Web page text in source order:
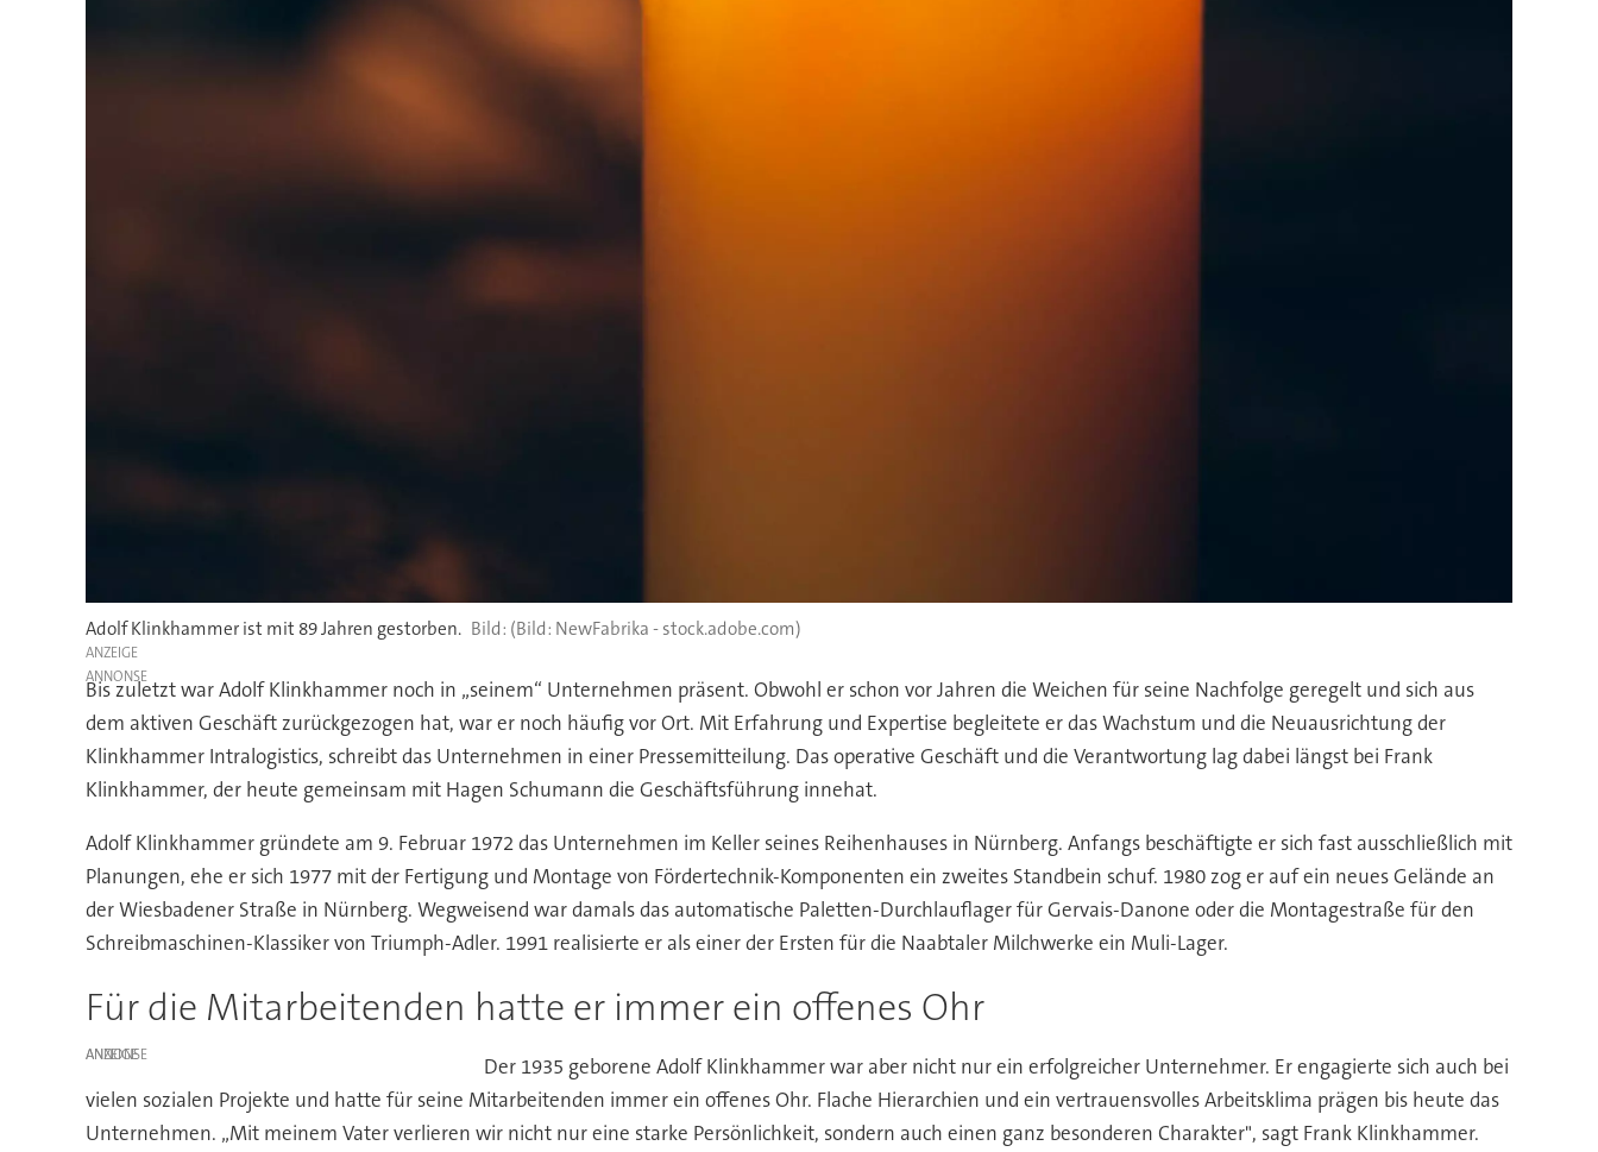
Adolf Klinkhammer ist mit 89 Jahren gestorben. (Bild: NewFabrika - stock.adobe.com)
ANZEIGE
Bis zuletzt war Adolf Klinkhammer noch in „seinem“ Unternehmen präsent. Obwohl er schon vor Jahren die Weichen für seine Nachfolge geregelt und sich aus
dem aktiven Geschäft zurückgezogen hat, war er noch häufig vor Ort. Mit Erfahrung und Expertise begleitete er das Wachstum und die Neuausrichtung der
Klinkhammer Intralogistics, schreibt das Unternehmen in einer Pressemitteilung. Das operative Geschäft und die Verantwortung lag dabei längst bei Frank
Klinkhammer, der heute gemeinsam mit Hagen Schumann die Geschäftsführung innehat.
Adolf Klinkhammer gründete am 9. Februar 1972 das Unternehmen im Keller seines Reihenhauses in Nürnberg. Anfangs beschäftigte er sich fast ausschließlich mit
Planungen, ehe er sich 1977 mit der Fertigung und Montage von Fördertechnik-Komponenten ein zweites Standbein schuf. 1980 zog er auf ein neues Gelände an
der Wiesbadener Straße in Nürnberg. Wegweisend war damals das automatische Paletten-Durchlauflager für Gervais-Danone oder die Montagestraße für den
Schreibmaschinen-Klassiker von Triumph-Adler. 1991 realisierte er als einer der Ersten für die Naabtaler Milchwerke ein Muli-Lager.
Für die Mitarbeitenden hatte er immer ein offenes Ohr
ANZEIGE
Der 1935 geborene Adolf Klinkhammer war aber nicht nur ein erfolgreicher Unternehmer. Er engagierte sich auch bei
vielen sozialen Projekte und hatte für seine Mitarbeitenden immer ein offenes Ohr. Flache Hierarchien und ein vertrauensvolles Arbeitsklima prägen bis heute das
Unternehmen. „Mit meinem Vater verlieren wir nicht nur eine starke Persönlichkeit, sondern auch einen ganz besonderen Charakter", sagt Frank Klinkhammer.